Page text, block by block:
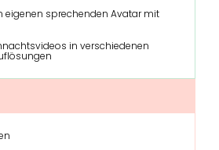
eigenen sprechenden Avatar mit
in verschiedenen